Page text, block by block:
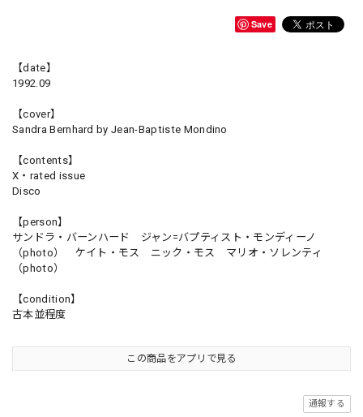
Save
【date】
1992.09
【cover】
Sandra Bernhard by Jean-Baptiste Mondino
【contents】
X・rated issue
Disco
【person】
サンドラ・バーンハード ジャン=バプティスト・モンディーノ
（photo） ケイト・モス ニック・モス マリオ・ソレンティ
（photo）
【condition】
古本並程度
この商品をアプリで見る
通報する